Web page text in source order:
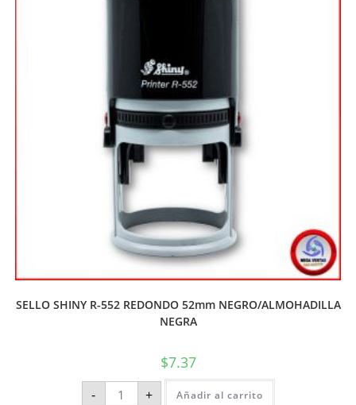
SELLO SHINY R-552 REDONDO 52mm NEGRO/ALMOHADILLA
NEGRA
$7.37
- + Añadir al carrito